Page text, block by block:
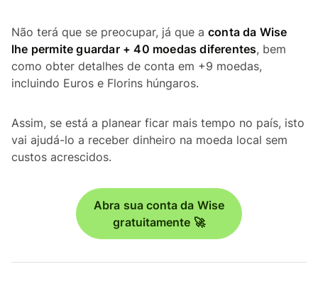
Não terá que se preocupar, já que a conta da Wise
lhe permite guardar + 40 moedas diferentes, bem
como obter detalhes de conta em +9 moedas,
incluindo Euros e Florins húngaros.
Assim, se está a planear ficar mais tempo no país, isto
vai ajudá-lo a receber dinheiro na moeda local sem
custos acrescidos.
Abra sua conta da Wise
gratuitamente 🚀